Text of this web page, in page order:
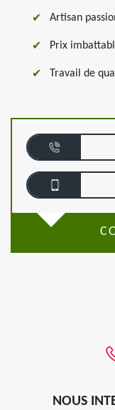
Artisan
Prix
Travail de
NOUS